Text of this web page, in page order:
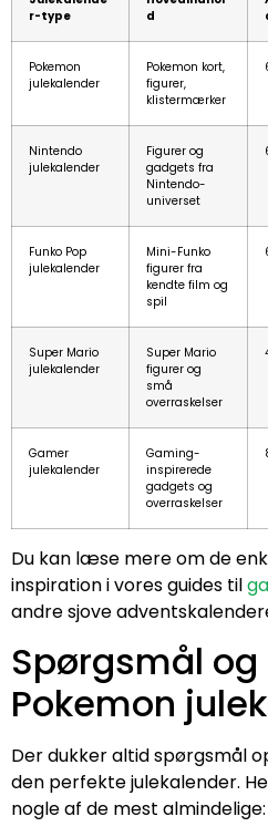
r-type
d
Pokemon
julekalender
Pokemon kort,
figurer,
klistermærker
Nintendo
julekalender
Figurer og
gadgets fra
Nintendo-
universet
Funko Pop
julekalender
Mini-Funko
figurer fra
kendte film og
spil
Super Mario
julekalender
Super Mario
figurer og
små
overraskelser
Gamer
julekalender
Gaming-
inspirerede
gadgets og
overraskelser
Du kan læse mere om de
inspiration i vores guides til
andre sjove
Spørgsmål
Pokemon
Der dukker altid spørgsmål
den perfekte julekalender.
nogle af de mest almindelige: